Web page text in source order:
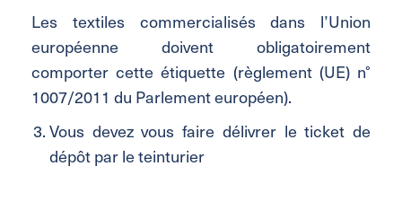
Les textiles commercialisés dans l’Union
européenne doivent obligatoirement
comporter cette étiquette (règlement (UE) n°
1007/2011 du Parlement européen).
Vous devez vous faire délivrer le ticket de
dépôt par le teinturier